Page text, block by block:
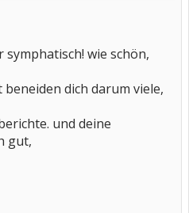
wie schön,
dich darum viele,
und deine
gut,